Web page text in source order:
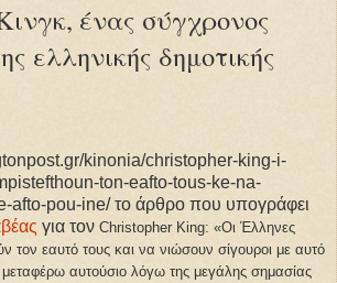
ένας σύγχρονος
ελληνικής δημοτικής
kinonia/christopher-king-i-
ton-eafto-tous-ke-na-
afto-pou-ine/ το άρθρο που υπογράφει
για τον Christopher King: «Οι Έλληνες
τον εαυτό τους και να νιώσουν σίγουροι με αυτό
μεταφέρω αυτούσιο λόγω της μεγάλης σημασίας